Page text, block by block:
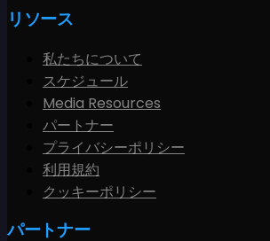
リソース
私たちについて
スケジュール
Media Resources
パートナー
プライバシーポリシー
利用規約
クッキーポリシー
パートナー